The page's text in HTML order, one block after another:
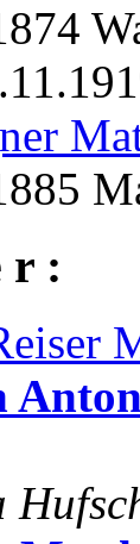
r :
Anton